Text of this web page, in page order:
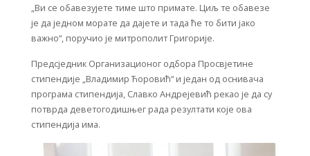
„Ви се обавезујете тиме што примате. Циљ те обавезе
је да једном морате да дајете и тада ће то бити јако
важно“, поручио је митрополит Григорије.
Предсједник Организационог одбора Просвјетине
стипендије „Владимир Ћоровић“ и један од оснивача
програма стипендија, Славко Андрејевић рекао је да су
потврда деветогодишњег рада резултати које ова
стипендија има.